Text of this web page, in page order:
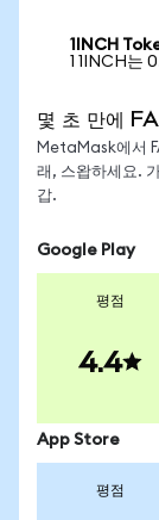
1INCH
1 1INCH는
몇 초 만에
MetaMask에서
래, 스왑하세요.
갑.
Google Play
평점
4.4
App Store
평점